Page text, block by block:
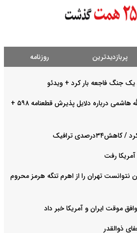
پربازدیدترین روزنامه
یک جنگ فاجعه بار کرد + ویدئو
سخنرانی دیده نشده آیت‌الله هاشمی درباره دلایل پذیرش قطعنامه ۵۹۸ +
رفت
تهران را از اهرم تنگه هرمز محروم
موقت ایران و آمریکا خبر داد
ذوالقدر